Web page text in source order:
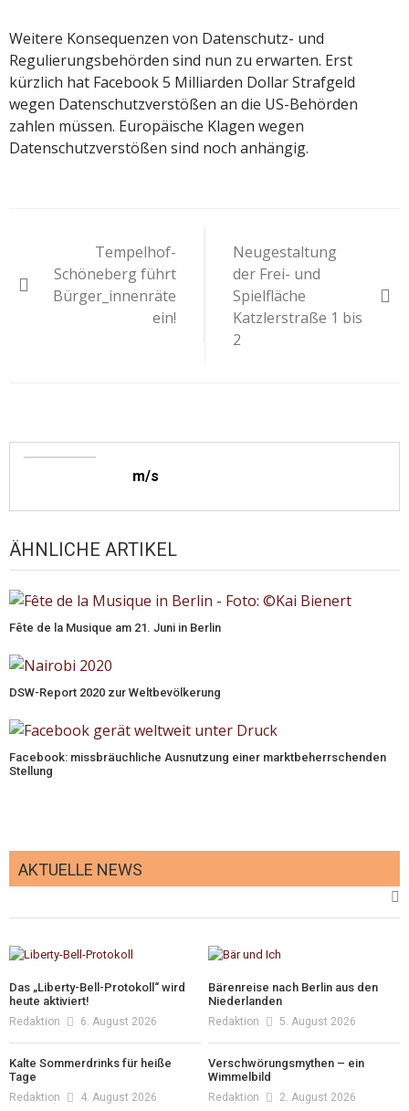
Weitere Konsequenzen von Datenschutz- und
Regulierungsbehörden sind nun zu erwarten. Erst
kürzlich hat Facebook 5 Milliarden Dollar Strafgeld
wegen Datenschutzverstößen an die US-Behörden
zahlen müssen. Europäische Klagen wegen
Datenschutzverstößen sind noch anhängig.
Tempelhof-
Schöneberg führt
Bürger_innenräte
ein!
Neugestaltung
der Frei- und
Spielfläche
Katzlerstraße 1 bis
2
m/s
ÄHNLICHE ARTIKEL
Fête de la Musique am 21. Juni in Berlin
DSW-Report 2020 zur Weltbevölkerung
Facebook: missbräuchliche Ausnutzung einer marktbeherrschenden
Stellung
AKTUELLE NEWS
Das „Liberty-Bell-Protokoll“ wird
heute aktiviert!
Redaktion 6. August 2026
Bärenreise nach Berlin aus den
Niederlanden
Redaktion 5. August 2026
Kalte Sommerdrinks für heiße
Tage
Redaktion 4. August 2026
Verschwörungsmythen – ein
Wimmelbild
Redaktion 2. August 2026